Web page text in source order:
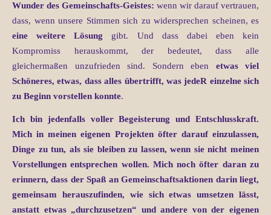
Wunder des Gemeinschafts-Geistes: wenn wir darauf vertrauen,
dass, wenn unsere Stimmen sich zu widersprechen scheinen, es
eine weitere Lösung gibt. Und dass dabei eben kein
Kompromiss herauskommt, der bedeutet, dass alle
gleichermaßen unzufrieden sind. Sondern eben etwas viel
Schöneres, etwas, dass alles übertrifft, was jedeR einzelne sich
zu Beginn vorstellen konnte.
Ich bin jedenfalls voller Begeisterung und Entschlusskraft.
Mich in meinen eigenen Projekten öfter darauf einzulassen,
Dinge zu tun, als sie bleiben zu lassen, wenn sie nicht meinen
Vorstellungen entsprechen wollen. Mich noch öfter daran zu
erinnern, dass der Spaß an Gemeinschaftsaktionen darin liegt,
gemeinsam herauszufinden, wie sich etwas umsetzen lässt,
anstatt etwas „durchzusetzen“ und andere von der eigenen